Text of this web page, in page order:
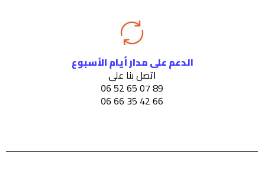
الدعم على مدار أيام الأسبوع
اتصل بنا على
89 07 65 52 06
66 42 35 66 06